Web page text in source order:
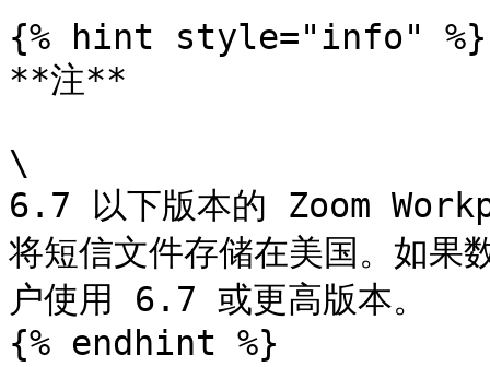
{% hint style="info" %}
**注**
\
6.7 以下版本的 Zoom
将短信文件存储在美国。如果
户使用 6.7 或更高版本。
{% endhint %}